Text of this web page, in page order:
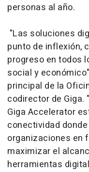
personas al año.
"Las soluciones
punto de inflexión,
progreso en todos
social y
principal de la
codirector de Giga.
Giga Accelerator
conectividad
organizaciones en
maximizar el
herramientas